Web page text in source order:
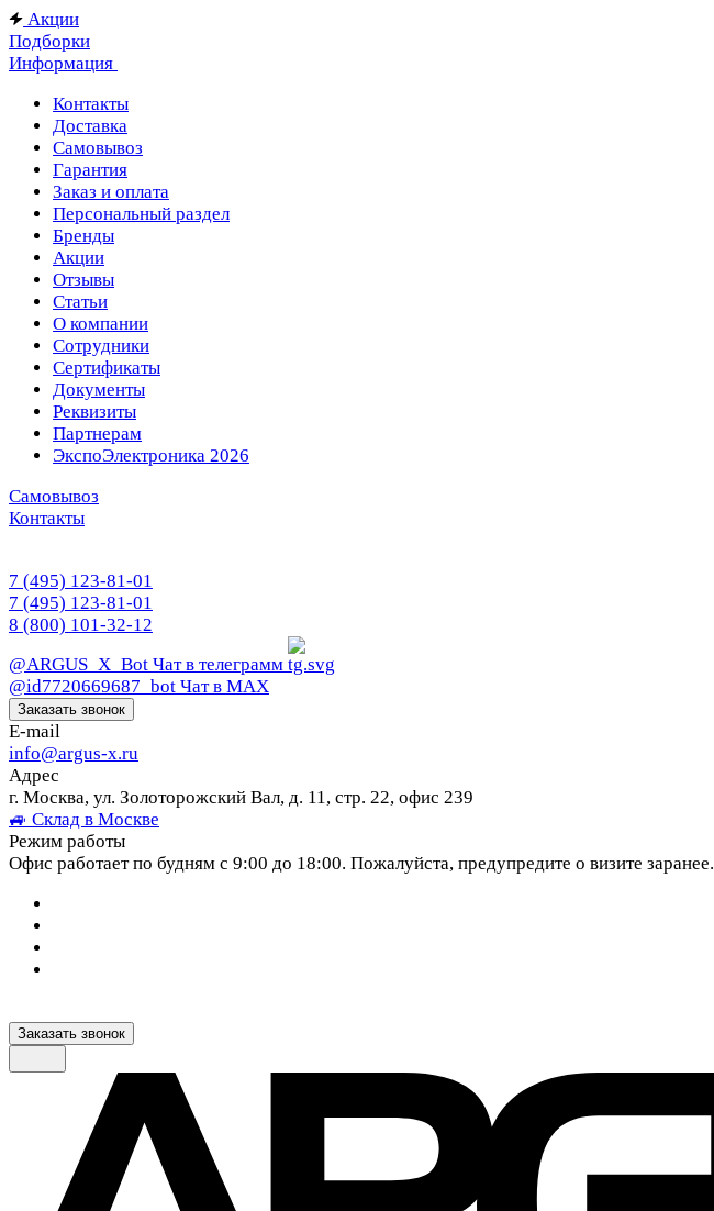
Акции
Подборки
Информация
Контакты
Доставка
Самовывоз
Гарантия
Заказ и оплата
Персональный раздел
Бренды
Акции
Отзывы
Статьи
О компании
Сотрудники
Сертификаты
Документы
Реквизиты
Партнерам
ЭкспоЭлектроника 2026
Самовывоз
Контакты
7 (495) 123-81-01
7 (495) 123-81-01
8 (800) 101-32-12
@ARGUS_X_Bot Чат в телеграмм
@id7720669687_bot Чат в МАХ
Заказать звонок
E-mail
info@argus-x.ru
Адрес
г. Москва, ул. Золоторожский Вал, д. 11, стр. 22, офис 239
🚙 Склад в Москве
Режим работы
Офис работает по будням с 9:00 до 18:00. Пожалуйста, предупредите о визите заранее.
Заказать звонок